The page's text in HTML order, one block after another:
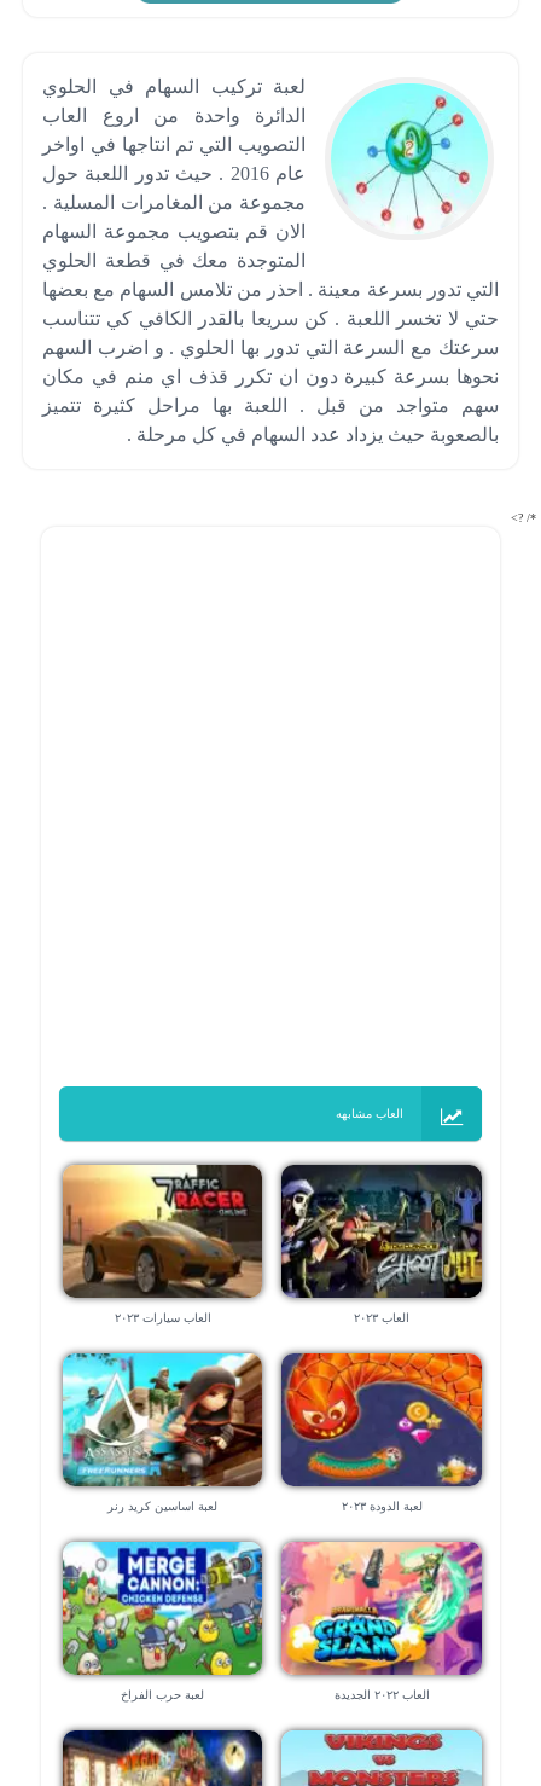
لعبة تركيب السهام في الحلوي
الدائرة واحدة من اروع العاب
التصويب التي تم انتاجها في اواخر
عام 2016 . حيث تدور اللعبة حول
مجموعة من المغامرات المسلية .
الان قم بتصويب مجموعة السهام
المتوجدة معك في قطعة الحلوي
التي تدور بسرعة معينة . احذر من تلامس السهام مع بعضها
حتي لا تخسر اللعبة . كن سريعا بالقدر الكافي كي تتناسب
سرعتك مع السرعة التي تدور بها الحلوي . و اضرب السهم
نحوها بسرعة كبيرة دون ان تكرر قذف اي منم في مكان
سهم متواجد من قبل . اللعبة بها مراحل كثيرة تتميز
بالصعوبة حيث يزداد عدد السهام في كل مرحلة .
*/ ?>
العاب مشابهه
العاب ٢٠٢٣ العاب سيارات ٢٠٢٣
لعبة الدودة ٢٠٢٣ لعبة اساسين كريد رنر
العاب ٢٠٢٢ الجديدة لعبة حرب الفراخ